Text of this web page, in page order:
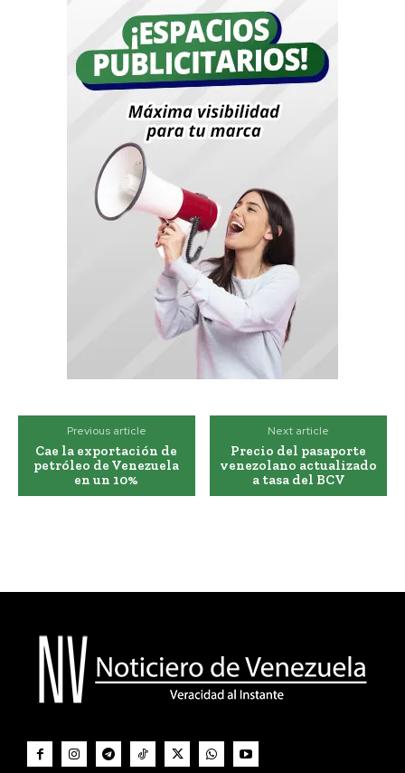
Previous article
Cae la exportación de
petróleo de Venezuela
en un 10%
Next article
Precio del pasaporte
venezolano actualizado
a tasa del BCV